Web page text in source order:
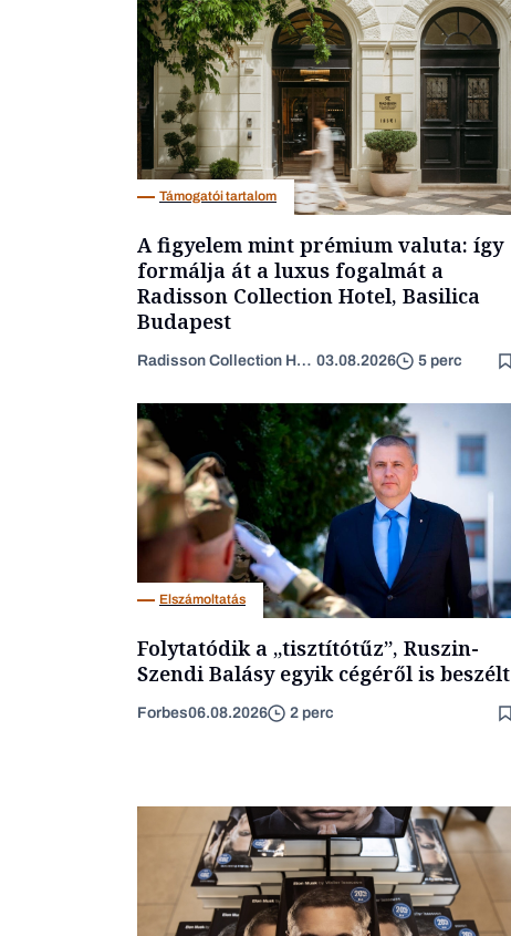
Támogatói tartalom
A figyelem mint prémium valuta: így
formálja át a luxus fogalmát a
Radisson Collection Hotel, Basilica
Budapest
Radisson Collection Hotel 03.08.2026 5 perc
Elszámoltatás
Folytatódik a „tisztítótűz”, Ruszin-
Szendi Balásy egyik cégéről is beszélt
Forbes06.08.2026 2 perc